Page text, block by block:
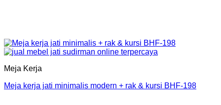
Meja Kerja
Meja kerja jati minimalis modern + rak & kursi BHF-198